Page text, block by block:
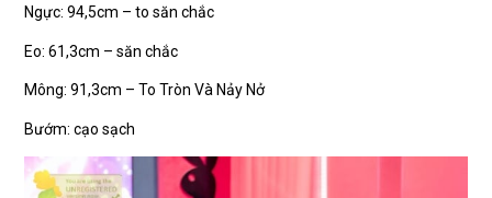
Ngực: 94,5cm – to săn chắc
Eo: 61,3cm – săn chắc
Mông: 91,3cm – To Tròn Và Nảy Nở
Bướm: cạo sạch